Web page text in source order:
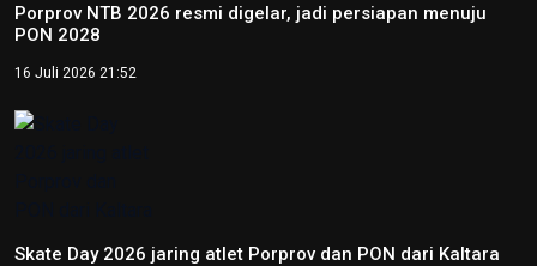
Porprov NTB 2026 resmi digelar, jadi persiapan menuju
PON 2028
16 Juli 2026 21:52
Skate Day 2026 jaring atlet Porprov dan PON dari Kaltara